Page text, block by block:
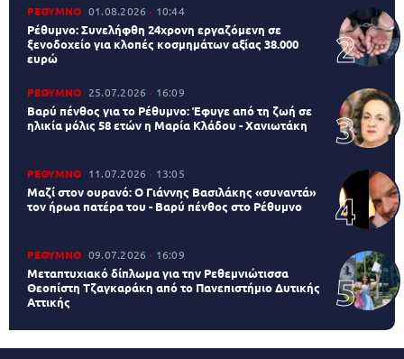
ΡΕΘΥΜΝΟ 01.08.2026 10:44
Ρέθυμνο: Συνελήφθη 24χρονη εργαζόμενη σε
ξενοδοχείο για κλοπές κοσμημάτων αξίας 38.000
ευρώ
ΡΕΘΥΜΝΟ 25.07.2026 16:09
Βαρύ πένθος για το Ρέθυμνο: Έφυγε από τη ζωή σε
ηλικία μόλις 58 ετών η Μαρία Κλάδου - Χανιωτάκη
ΡΕΘΥΜΝΟ 11.07.2026 13:05
Μαζί στον ουρανό: Ο Γιάννης Βασιλάκης «συναντά»
τον ήρωα πατέρα του - Βαρύ πένθος στο Ρέθυμνο
ΡΕΘΥΜΝΟ 09.07.2026 16:09
Μεταπτυχιακό δίπλωμα για την Ρεθεμνιώτισσα
Θεοπίστη Τζαγκαράκη από το Πανεπιστήμιο Δυτικής
Αττικής